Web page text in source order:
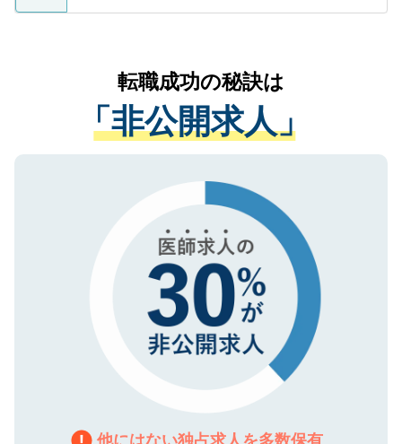
ているすべての個人データはご本人の許可
は、個人情報の取り扱いについての厳密な
管理基準を満たした事業者のみに付与され
る、プライバシーマークを取得済みです。
ご登録いただいた個人情報は、SSL（デー
で、機密保持に関してもご安心ください。
かがいして、現在の医療機関の状況や紹介
経験をまじえながら、適切なアドバイスを
させていただきます。すぐにご転職をされ
ない方には、長期的なサポートが可能です
ので、まずはご登録ください。
転職成功の秘訣は
「非公開求人」
他にはない独占求人を多数保有